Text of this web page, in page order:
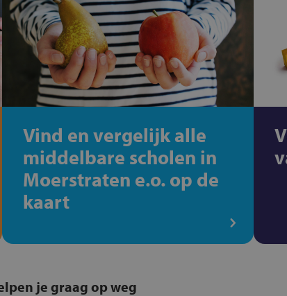
Vind en vergelijk alle
middelbare scholen in
Moerstraten e.o. op de
kaart
je graag op weg